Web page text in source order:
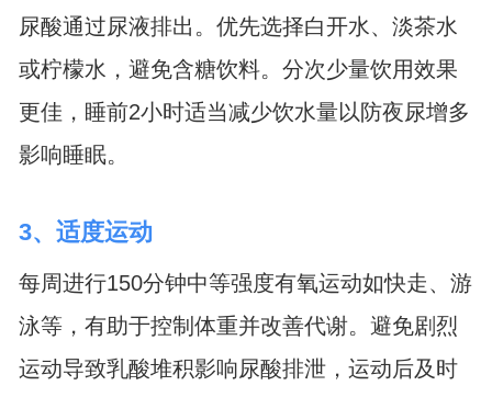
尿酸通过尿液排出。优先选择白开水、淡茶水
或柠檬水，避免含糖饮料。分次少量饮用效果
更佳，睡前2小时适当减少饮水量以防夜尿增多
影响睡眠。
3、适度运动
每周进行150分钟中等强度有氧运动如快走、游
泳等，有助于控制体重并改善代谢。避免剧烈
运动导致乳酸堆积影响尿酸排泄，运动后及时